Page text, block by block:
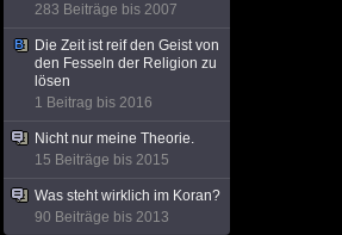
283 Beiträge bis 2007
Die Zeit ist reif den Geist von
den Fesseln der Religion zu
lösen
1 Beitrag bis 2016
Nicht nur meine Theorie.
15 Beiträge bis 2015
Was steht wirklich im Koran?
90 Beiträge bis 2013